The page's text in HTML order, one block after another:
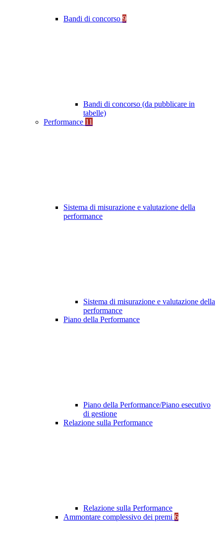
Bandi di concorso 9
Bandi di concorso (da pubblicare in
tabelle)
Performance 11
Sistema di misurazione e valutazione della
performance
Sistema di misurazione e valutazione della
performance
Piano della Performance
Piano della Performance/Piano esecutivo
di gestione
Relazione sulla Performance
Relazione sulla Performance
Ammontare complessivo dei premi 6